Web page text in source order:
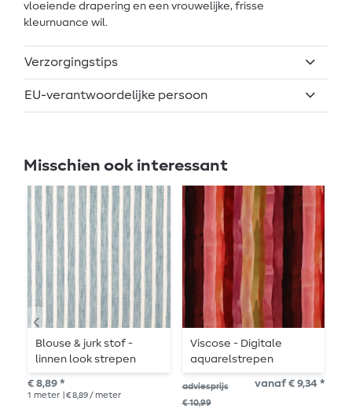
vloeiende drapering en een vrouwelijke, frisse
kleurnuance wil.
Verzorgingstips
EU-verantwoordelijke persoon
Misschien ook interessant
Blouse & jurk stof -
linnen look strepen
melange lichtblauw
€ 8,89 *
1 meter | € 8,89 / meter
Viscose - Digitale
aquarelstrepen
bordeaux
adviesprijs
€ 10,99
vanaf € 9,34 *